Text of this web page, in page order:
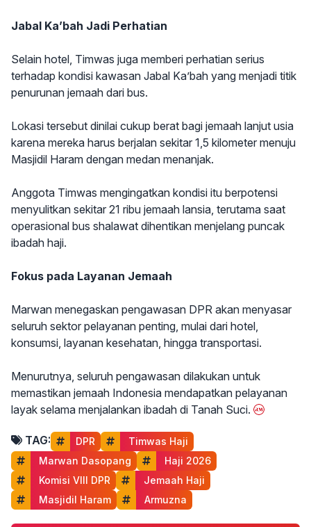
Jabal Ka’bah Jadi Perhatian
Selain hotel, Timwas juga memberi perhatian serius
terhadap kondisi kawasan Jabal Ka’bah yang menjadi titik
penurunan jemaah dari bus.
Lokasi tersebut dinilai cukup berat bagi jemaah lanjut usia
karena mereka harus berjalan sekitar 1,5 kilometer menuju
Masjidil Haram dengan medan menanjak.
Anggota Timwas mengingatkan kondisi itu berpotensi
menyulitkan sekitar 21 ribu jemaah lansia, terutama saat
operasional bus shalawat dihentikan menjelang puncak
ibadah haji.
Fokus pada Layanan Jemaah
Marwan menegaskan pengawasan DPR akan menyasar
seluruh sektor pelayanan penting, mulai dari hotel,
konsumsi, layanan kesehatan, hingga transportasi.
Menurutnya, seluruh pengawasan dilakukan untuk
memastikan jemaah Indonesia mendapatkan pelayanan
layak selama menjalankan ibadah di Tanah Suci.
TAG: DPR
Timwas Haji
Marwan Dasopang
Haji 2026
Komisi VIII DPR
Jemaah Haji
Masjidil Haram
Armuzna